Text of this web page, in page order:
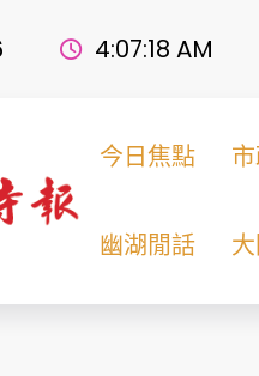
4:07:20 AM
今日焦點
幽湖閒話